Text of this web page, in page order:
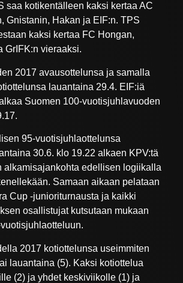
saa kotikentälleen kaksi kertaa AC
Gnistanin, Hakan ja EIF:n. TPS
kaksi kertaa FC Hongan,
GrIFK:n vieraaksi.
2017 avausottelunsa ja samalla
lauantaina 29.4. EIF:iä
Suomen 100-vuotisjuhlavuoden
95-vuotisjuhlaottelunsa
30.6. klo 19.22 alkaen KPV:tä
alkamisajankohta edellisen logiikalla
Samaan aikaan pelataan
Cup -junioriturnausta ja kaikki
osallistujat kutsutaan mukaan
2017 kotiottelunsa useimmiten
lauantaina (5). Kaksi kotiottelua
(2) ja yhdet keskiviikolle (1) ja